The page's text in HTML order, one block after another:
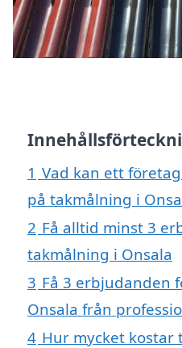
1 Vad kan ett
på takmålning i
2 Få alltid minst 3
takmålning i Onsala
3 Få 3 erbjudanden
Onsala från
4 Hur mycket kostar